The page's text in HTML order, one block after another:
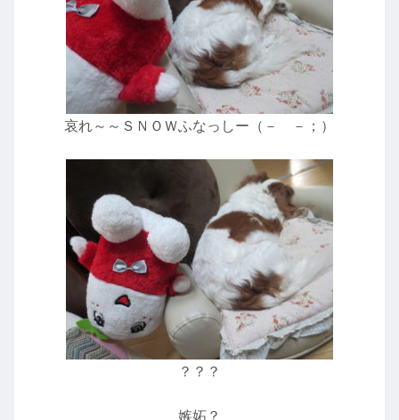
哀れ～～ＳＮＯＷふなっしー（－ －；）
？？？
嫉妬？